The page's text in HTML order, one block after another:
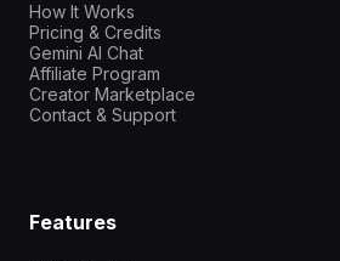
How It Works
Pricing & Credits
Gemini AI Chat
Affiliate Program
Creator Marketplace
Contact & Support
Features